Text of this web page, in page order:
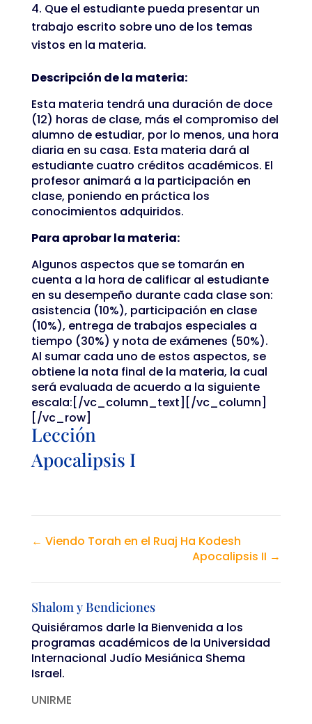
Que el estudiante pueda presentar un
trabajo escrito sobre uno de los temas
vistos en la materia.
Descripción de la materia:
Esta materia tendrá una duración de doce
(12) horas de clase, más el compromiso del
alumno de estudiar, por lo menos, una hora
diaria en su casa. Esta materia dará al
estudiante cuatro créditos académicos. El
profesor animará a la participación en
clase, poniendo en práctica los
conocimientos adquiridos.
Para aprobar la materia:
Algunos aspectos que se tomarán en
cuenta a la hora de calificar al estudiante
en su desempeño durante cada clase son:
asistencia (10%), participación en clase
(10%), entrega de trabajos especiales a
tiempo (30%) y nota de exámenes (50%).
Al sumar cada uno de estos aspectos, se
obtiene la nota final de la materia, la cual
será evaluada de acuerdo a la siguiente
escala:[/vc_column_text][/vc_column]
[/vc_row]
Lección
Apocalipsis I
Viendo Torah en el Ruaj Ha Kodesh
Apocalipsis II
Shalom y Bendiciones
Quisiéramos darle la Bienvenida a los
programas académicos de la Universidad
Internacional Judío Mesiánica Shema
Israel.
UNIRME